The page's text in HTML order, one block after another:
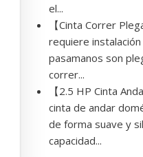
el...
【Cinta Correr
requiere
pasamanos son
correr...
【2.5 HP Cinta
cinta de andar
de forma suave y
capacidad...